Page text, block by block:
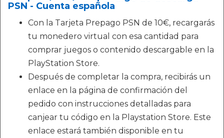
PSN - Cuenta española
Con la Tarjeta Prepago PSN de 10€, recargarás
tu monedero virtual con esa cantidad para
comprar juegos o contenido descargable en la
PlayStation Store.
Después de completar la compra, recibirás un
enlace en la página de confirmación del
pedido con instrucciones detalladas para
canjear tu código en la Playstation Store. Este
enlace estará también disponible en tu